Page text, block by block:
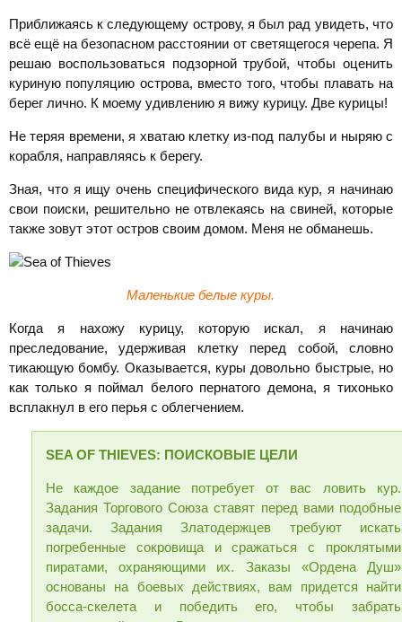
Приближаясь к следующему острову, я был рад увидеть, что
всё ещё на безопасном расстоянии от светящегося черепа. Я
решаю воспользоваться подзорной трубой, чтобы оценить
куриную популяцию острова, вместо того, чтобы плавать на
берег лично. К моему удивлению я вижу курицу. Две курицы!
Не теряя времени, я хватаю клетку из-под палубы и ныряю с
корабля, направляясь к берегу.
Зная, что я ищу очень специфического вида кур, я начинаю
свои поиски, решительно не отвлекаясь на свиней, которые
также зовут этот остров своим домом. Меня не обманешь.
Маленькие белые куры.
Когда я нахожу курицу, которую искал, я начинаю
преследование, удерживая клетку перед собой, словно
тикающую бомбу. Оказывается, куры довольно быстрые, но
как только я поймал белого пернатого демона, я тихонько
всплакнул в его перья с облегчением.
SEAOF THIEVES: ПОИСКОВЫЕ ЦЕЛИ
Не каждое задание потребует от вас ловить кур.
Задания Торгового Союза ставят перед вами подобные
задачи. Задания Златодержцев требуют искать
погребенные сокровища и сражаться с проклятыми
пиратами, охраняющими их. Заказы «Ордена Душ»
основаны на боевых действиях, вам придется найти
босса-скелета и победить его, чтобы забрать